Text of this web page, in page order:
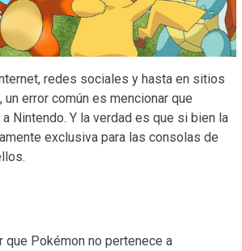
redes sociales y hasta en sitios
error común es mencionar que
Nintendo. Y la verdad es que si bien la
exclusiva para las consolas de
que Pokémon no pertenece a